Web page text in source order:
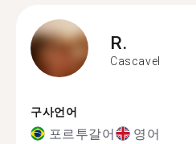
R.
Cascavel
구사언어
포르투갈어 영어